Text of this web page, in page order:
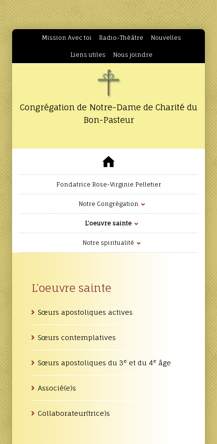
Mission Avec toi Radio-Théâtre Nouvelles
Liens utiles Nous joindre
Congrégation de Notre-Dame de Charité du
Bon-Pasteur
Fondatrice Rose-Virginie Pelletier
Notre Congrégation
L’oeuvre sainte
Notre spiritualité
L’oeuvre sainte
Sœurs apostoliques actives
Sœurs contemplatives
Sœurs apostoliques du 3e et du 4e âge
Associé(e)s
Collaborateur(trice)s